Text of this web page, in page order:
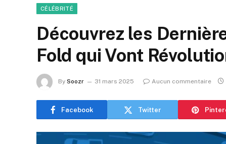
CÉLÉBRITÉ
Découvrez les
Fold qui Vont
By Soozr 31 mars 2025 Aucun commentaire
Facebook Twitter